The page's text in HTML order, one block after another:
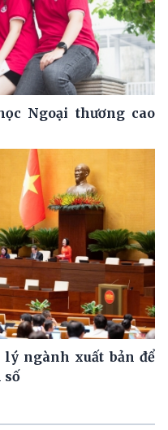
Ngoại thương cao
ngành xuất bản để